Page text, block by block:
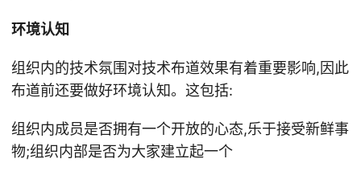
环境认知
组织内的技术氛围对技术布道效果有着重要影响,因此
布道前还要做好环境认知。这包括:
组织内成员是否拥有一个开放的心态,乐于接受新鲜事
物;组织内部是否为大家建立起一个